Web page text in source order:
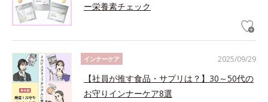
ー栄養素チェック
2025/09/29
インナーケア
【社員が推す食品・サプリは？】30～50代の
お守りインナーケア8選